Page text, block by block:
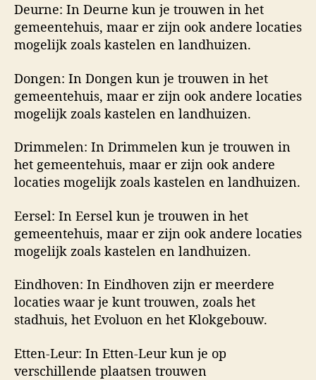
Deurne: In Deurne kun je trouwen in het
gemeentehuis, maar er zijn ook andere locaties
mogelijk zoals kastelen en landhuizen.
Dongen: In Dongen kun je trouwen in het
gemeentehuis, maar er zijn ook andere locaties
mogelijk zoals kastelen en landhuizen.
Drimmelen: In Drimmelen kun je trouwen in
het gemeentehuis, maar er zijn ook andere
locaties mogelijk zoals kastelen en landhuizen.
Eersel: In Eersel kun je trouwen in het
gemeentehuis, maar er zijn ook andere locaties
mogelijk zoals kastelen en landhuizen.
Eindhoven: In Eindhoven zijn er meerdere
locaties waar je kunt trouwen, zoals het
stadhuis, het Evoluon en het Klokgebouw.
Etten-Leur: In Etten-Leur kun je op
verschillende plaatsen trouwen